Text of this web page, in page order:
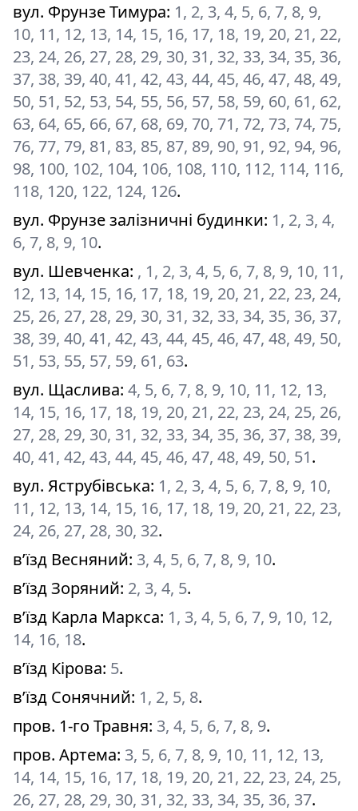
вул. Фрунзе Тимура: 1, 2, 3, 4, 5, 6, 7, 8, 9,
10, 11, 12, 13, 14, 15, 16, 17, 18, 19, 20, 21, 22,
23, 24, 26, 27, 28, 29, 30, 31, 32, 33, 34, 35, 36,
37, 38, 39, 40, 41, 42, 43, 44, 45, 46, 47, 48, 49,
50, 51, 52, 53, 54, 55, 56, 57, 58, 59, 60, 61, 62,
63, 64, 65, 66, 67, 68, 69, 70, 71, 72, 73, 74, 75,
76, 77, 79, 81, 83, 85, 87, 89, 90, 91, 92, 94, 96,
98, 100, 102, 104, 106, 108, 110, 112, 114, 116,
118, 120, 122, 124, 126.
вул. Фрунзе залізничні будинки: 1, 2, 3, 4,
6, 7, 8, 9, 10.
вул. Шевченка: , 1, 2, 3, 4, 5, 6, 7, 8, 9, 10, 11,
12, 13, 14, 15, 16, 17, 18, 19, 20, 21, 22, 23, 24,
25, 26, 27, 28, 29, 30, 31, 32, 33, 34, 35, 36, 37,
38, 39, 40, 41, 42, 43, 44, 45, 46, 47, 48, 49, 50,
51, 53, 55, 57, 59, 61, 63.
вул. Щаслива: 4, 5, 6, 7, 8, 9, 10, 11, 12, 13,
14, 15, 16, 17, 18, 19, 20, 21, 22, 23, 24, 25, 26,
27, 28, 29, 30, 31, 32, 33, 34, 35, 36, 37, 38, 39,
40, 41, 42, 43, 44, 45, 46, 47, 48, 49, 50, 51.
вул. Яструбівська: 1, 2, 3, 4, 5, 6, 7, 8, 9, 10,
11, 12, 13, 14, 15, 16, 17, 18, 19, 20, 21, 22, 23,
24, 26, 27, 28, 30, 32.
в’їзд Весняний: 3, 4, 5, 6, 7, 8, 9, 10.
в’їзд Зоряний: 2, 3, 4, 5.
в’їзд Карла Маркса: 1, 3, 4, 5, 6, 7, 9, 10, 12,
14, 16, 18.
в’їзд Кірова: 5.
в’їзд Сонячний: 1, 2, 5, 8.
пров. 1-го Травня: 3, 4, 5, 6, 7, 8, 9.
пров. Артема: 3, 5, 6, 7, 8, 9, 10, 11, 12, 13,
14, 14, 15, 16, 17, 18, 19, 20, 21, 22, 23, 24, 25,
26, 27, 28, 29, 30, 31, 32, 33, 34, 35, 36, 37.